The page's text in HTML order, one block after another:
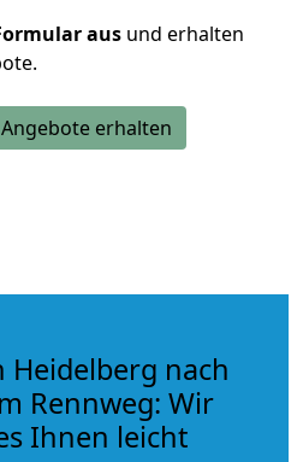
aus und erhalten
erhalten
Heidelberg nach
Rennweg: Wir
Ihnen leicht